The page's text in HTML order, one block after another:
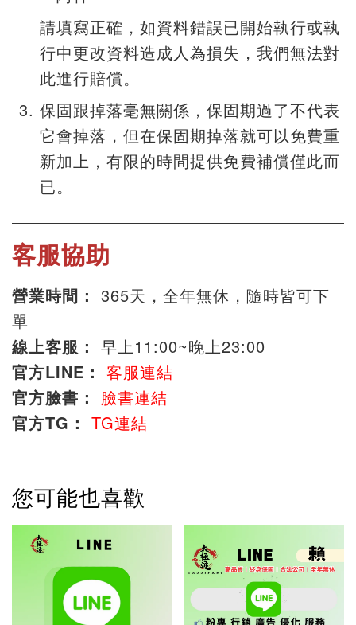
請填寫正確，如資料錯誤已開始執行或執
行中更改資料造成人為損失，我們無法對
此進行賠償。
保固跟掉落毫無關係，保固期過了不代表
它會掉落，但在保固期掉落就可以免費重
新加上，有限的時間提供免費補償僅此而
已。
客服協助
營業時間： 365天，全年無休，隨時皆可下
單
線上客服： 早上11:00~晚上23:00
官方LINE： 客服連結
官方臉書： 臉書連結
官方TG： TG連結
您可能也喜歡